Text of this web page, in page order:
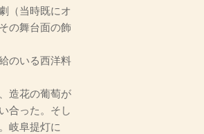
（当時既にオ
の舞台面の飾
のいる西洋料
造花の葡萄が
合った。そし
岐阜提灯に